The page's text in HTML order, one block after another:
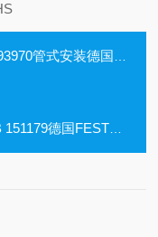
安装德国FESTO调节阀
国FESTO单向阀 正品